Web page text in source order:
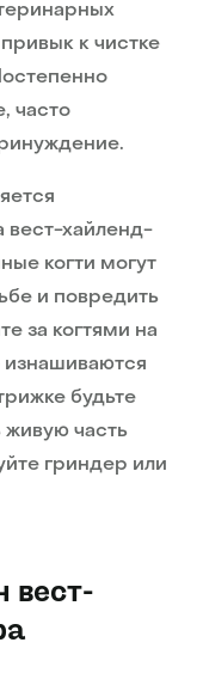
к чистке
часто
вест-хайленд-
когти могут
и повредить
за когтями на
будьте
часть
гриндер или
вест-